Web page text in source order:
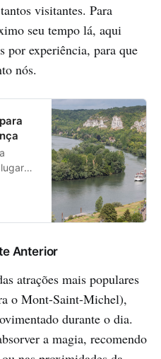
visitantes. Para
seu tempo lá, aqui
por experiência, para que
nós.
por
de
Anterior
atrações mais populares
o Mont-Saint-Michel),
durante o dia.
a magia, recomendo